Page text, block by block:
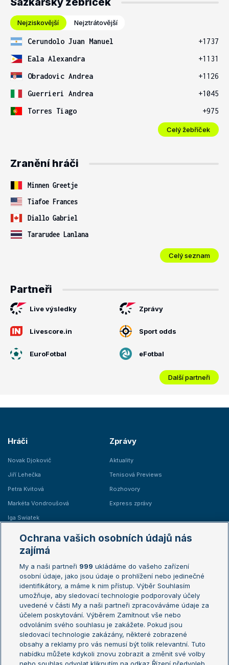
Nejziskovější Nejztrátovější
Cerundolo Juan Manuel
+1737
Eala Alexandra
+1131
Obradovic Andrea
+1126
Guerrieri Andrea
+1045
Torres Tiago
+975
Celý žebříček
Zranění hráči
Minnen Greetje
Tiafoe Frances
Diallo Gabriel
Tararudee Lanlana
Celý seznam
Partneři
Live výsledky Zprávy
Livescore.in Sport odds
EuroFotbal eFotbal
Další partneři
Hráči
Novak Djokovič
Jiří Lehečka
Petra Kvitová
Markéta Vondroušová
Iga Swiatek
Zprávy
Aktuality
Tenisová Previews
Rozhovory
Express zprávy
Žebříčky
Žebříček ATP (muži)
Žebříček WTA (ženy)
Sázkařský žebříček
Australian Open
French Open
Wimbledon
US Open
Turnaj mistrů
Turnaj mistryň
Aktualní trendy
Ochrana vašich osobních údajů nás
zajímá
My a naši partneři 999 ukládáme do vašeho zařízení
osobní údaje, jako jsou údaje o prohlížení nebo jedinečné
identifikátory, a máme k nim přístup. Výběr Souhlasím
umožňuje, aby sledovací technologie podporovaly účely
uvedené v části My a naši partneři zpracováváme údaje za
účelem poskytování. Výběrem Zamítnout vše nebo
odvoláním svého souhlasu je zakážete. Pokud jsou
sledovací technologie zakázány, některé zobrazené
obsahy a reklamy pro vás nemusí být tolik relevantní. Tuto
nabídku můžete kdykoli znovu zobrazit a změnit své volby